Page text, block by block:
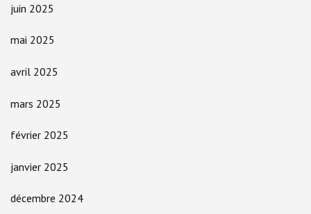
juin 2025
mai 2025
avril 2025
mars 2025
février 2025
janvier 2025
décembre 2024